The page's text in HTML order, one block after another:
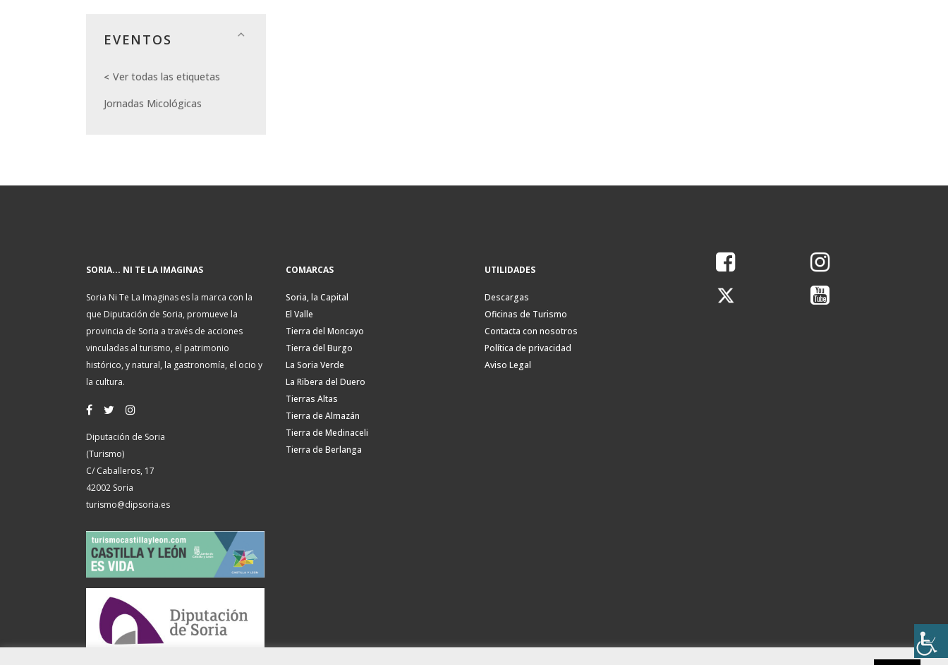
EVENTOS
Ver todas las etiquetas
Jornadas Micológicas
SORIA... NI TE LA IMAGINAS
Soria Ni Te La Imaginas es la marca con la
que Diputación de Soria, promueve la
provincia de Soria a través de acciones
vinculadas al turismo, el patrimonio
histórico, y natural, la gastronomía, el ocio y
la cultura.
Diputación de Soria
(Turismo)
C/ Caballeros, 17
42002 Soria
turismo@dipsoria.es
COMARCAS
Soria, la Capital
El Valle
Tierra del Moncayo
Tierra del Burgo
La Soria Verde
La Ribera del Duero
Tierras Altas
Tierra de Almazán
Tierra de Medinaceli
Tierra de Berlanga
UTILIDADES
Descargas
Oficinas de Turismo
Contacta con nosotros
Política de privacidad
Aviso Legal